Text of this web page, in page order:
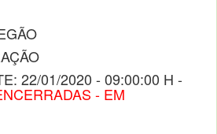
22/01/2020 - 09:00:00 H -
- EM